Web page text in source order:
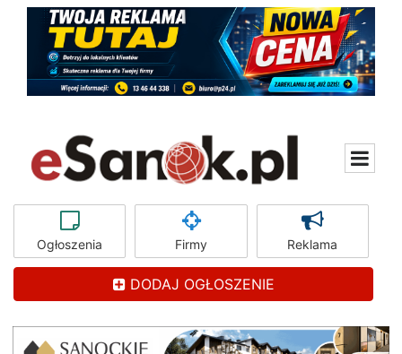
Ogłoszenia Firmy Reklama
DODAJ OGŁOSZENIE